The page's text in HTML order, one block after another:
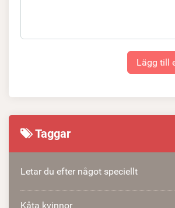
Lägg till
Taggar
Letar du efter något speciellt
Kåta kvinnor